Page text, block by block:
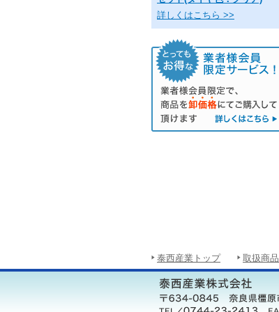
詳しくはこちら >>
泰西産業トップ 取扱商品